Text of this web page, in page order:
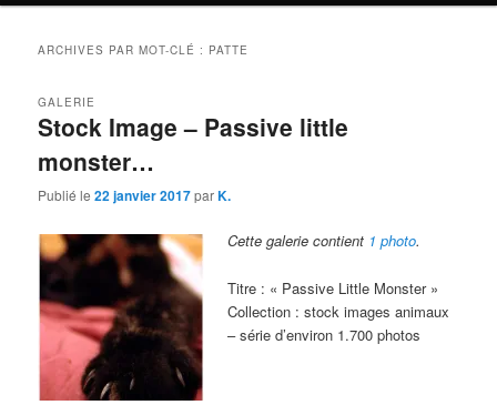
ARCHIVES PAR MOT-CLÉ : PATTE
Stock Image – Passive little
monster…
GALERIE
Publié le22 janvier 2017parK.
Cette galerie contient 1 photo.
Titre : « Passive Little Monster »
Collection : stock images animaux
– série d’environ 1.700 photos